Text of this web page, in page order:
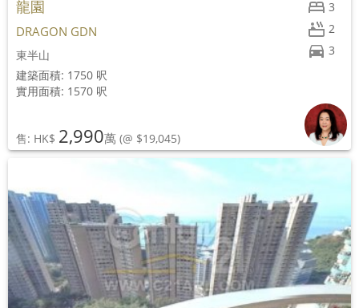
3
2
3
龍園
DRAGON GDN
東半山
建築面積: 1750 呎
實用面積: 1570 呎
售: HK$ 2,990萬 (@ $19,045)